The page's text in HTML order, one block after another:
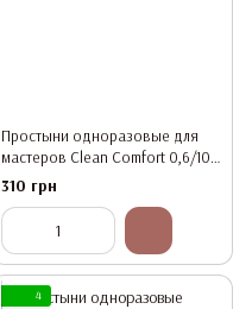
Простыни одноразовые для
мастеров Clean Comfort 0,6/100
м (пл. 20 г/м2) Зелёный
310 грн
4